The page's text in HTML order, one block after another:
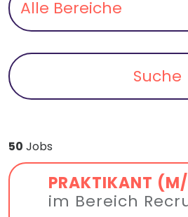
50 Jobs
PRAKTIKANT
im Bereich